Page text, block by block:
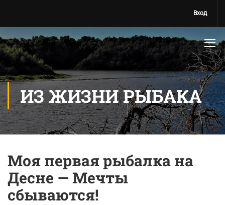
Вход
ИЗ ЖИЗНИ РЫБАКА
Моя первая рыбалка на
Десне — Мечты
сбываются!